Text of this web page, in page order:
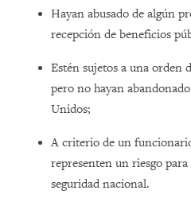
Hayan abusado de algún
recepción de beneficios
Estén sujetos a una orden
pero no hayan
Unidos;
A criterio de un
representen un riesgo
seguridad nacional.